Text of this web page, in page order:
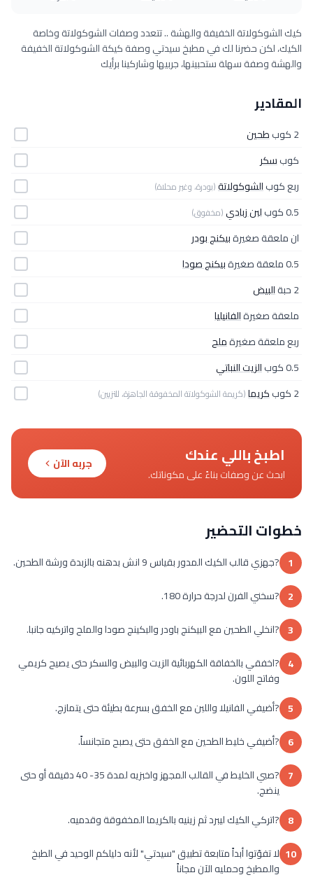
كيك الشوكولاتة الخفيفة والهشة .. تتعدد وصفات الشوكولاتة وخاصة
الكيك، لكن حضرنا لك في مطبخ سيدتي وصفة كيكة الشوكولاتة الخفيفة
والهشة وصفة سهلة ستحبينها، جربيها وشاركينا برأيك
المقادير
2 كوب
طحين
كوبسكر
ربع كوبالشوكولاتة(بودرة، وغير محلاة)
0.5 كوب لبن زبادي(مخفوق)
ان ملعقة صغيرةبيكنج بودر
0.5 ملعقة صغيرة
بيكنج صودا
2 حبة
البيض
ملعقة صغيرةالفانيليا
ربع ملعقة صغيرةملح
0.5 كوب
الزيت النباتي
2 كوب
كريما(كريمة الشوكولاتة المخفوقة الجاهزة، للتزيين)
اطبخ باللي عندك
ابحث عن وصفات بناءً على مكوناتك.
جربه الآن
خطوات التحضير
1 ?جهزي قالب الكيك المدور بقياس 9 انش بدهنه بالزبدة ورشة الطحين.
2 ?سخني الفرن لدرجة حرارة 180.
3 ?انخلي الطحين مع البيكنج باودر والبكينج صودا والملح واتركيه جانبا.
4 ?اخفقي بالخفاقة الكهربائية الزيت والبيض والسكر حتى يصيح كريمي
وفاتح اللون.
5 ?أضيفي الفانيلا واللبن مع الخفق بسرعة بطيئة حتى يتمازج.
6 ?أضيفي خليط الطحين مع الخفق حتى يصبح متجانساً.
7
?صبي الخليط في القالب المجهز واخبزيه لمدة 35- 40 دقيقة أو حتى
ينضج.
8 ?اتركي الكيك ليبرد ثم زينيه بالكريما المخفوقة وقدميه.
10 لا تفوّتوا أبداً متابعة تطبيق "سيدتي" لأنه دليلكم الوحيد في الطبخ
والمطبخ وحمليه الآن مجاناً